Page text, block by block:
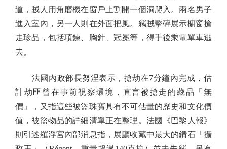
道，賊人用角磨機在窗戶上割開一個洞爬入。兩名男子
進入室內，另一人則在外面把風。竊賊擊碎展示櫥窗搶
走珍品，包括項鍊、胸針、冠冕等，得手後乘電單車逃
去。
法國內政部長努涅表示，搶劫在7分鐘內完成，估
計劫匪曾在事前視察環境，直言被搶走的藏品「無
價」，又指這些被盜珠寶具有不可估量的歷史和文化價
值，被盜物品的詳細清單正在整理。法國《巴黎人報》
則引述羅浮宮內部消息指，展廳收藏中最大的鑽石「攝